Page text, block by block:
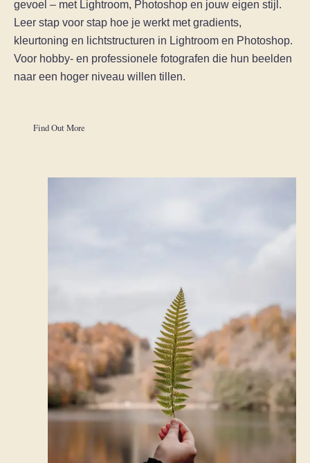
gevoel – met Lightroom, Photoshop en jouw eigen stijl.
Leer stap voor stap hoe je werkt met gradients,
kleurtoning en lichtstructuren in Lightroom en Photoshop.
Voor hobby- en professionele fotografen die hun beelden
naar een hoger niveau willen tillen.
Find Out More